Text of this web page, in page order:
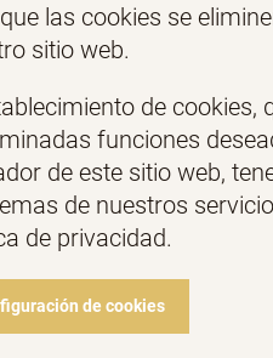
las cookies se
sitio web.
de
funciones
de este sitio web,
de nuestros
de privacidad.
de cookies